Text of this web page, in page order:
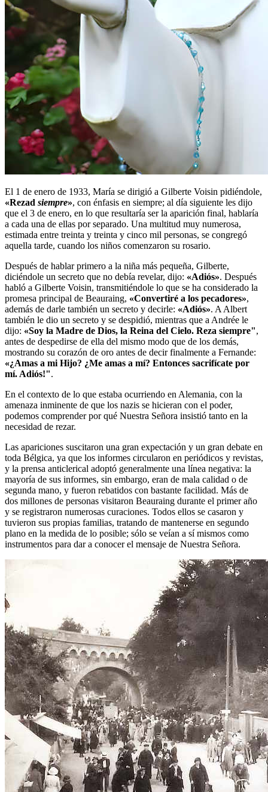
El 1 de enero de 1933, María se dirigió a Gilberte Voisin pidiéndole,
«Rezad siempre», con énfasis en siempre; al día siguiente les dijo
que el 3 de enero, en lo que resultaría ser la aparición final, hablaría
a cada una de ellas por separado. Una multitud muy numerosa,
estimada entre treinta y treinta y cinco mil personas, se congregó
aquella tarde, cuando los niños comenzaron su rosario.
Después de hablar primero a la niña más pequeña, Gilberte,
diciéndole un secreto que no debía revelar, dijo: «Adiós». Después
habló a Gilberte Voisin, transmitiéndole lo que se ha considerado la
promesa principal de Beauraing, «Convertiré a los pecadores»,
además de darle también un secreto y decirle: «Adiós». A Albert
también le dio un secreto y se despidió, mientras que a Andrée le
dijo: «Soy la Madre de Dios, la Reina del Cielo. Reza siempre",
antes de despedirse de ella del mismo modo que de los demás,
mostrando su corazón de oro antes de decir finalmente a Fernande:
«¿Amas a mi Hijo? ¿Me amas a mí? Entonces sacrifícate por
mí. Adiós!".
En el contexto de lo que estaba ocurriendo en Alemania, con la
amenaza inminente de que los nazis se hicieran con el poder,
podemos comprender por qué Nuestra Señora insistió tanto en la
necesidad de rezar.
Las apariciones suscitaron una gran expectación y un gran debate en
toda Bélgica, ya que los informes circularon en periódicos y revistas,
y la prensa anticlerical adoptó generalmente una línea negativa: la
mayoría de sus informes, sin embargo, eran de mala calidad o de
segunda mano, y fueron rebatidos con bastante facilidad. Más de
dos millones de personas visitaron Beauraing durante el primer año
y se registraron numerosas curaciones. Todos ellos se casaron y
tuvieron sus propias familias, tratando de mantenerse en segundo
plano en la medida de lo posible; sólo se veían a sí mismos como
instrumentos para dar a conocer el mensaje de Nuestra Señora.